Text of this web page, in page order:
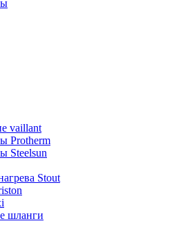
vaillant
Protherm
Steelsun
Stout
шланги